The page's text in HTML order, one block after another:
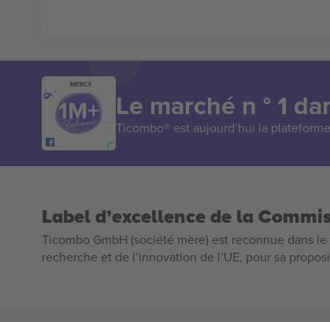
MERCI!
Le marché n ° 1
Ticombo® est aujourd’hui la
Label d’excellence de la
Ticombo GmbH (société mère) est reconnue dans
recherche et de l’innovation de l’UE, pour sa